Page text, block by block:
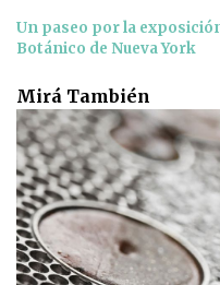
Un paseo por la
Botánico de Nueva York
Mirá También